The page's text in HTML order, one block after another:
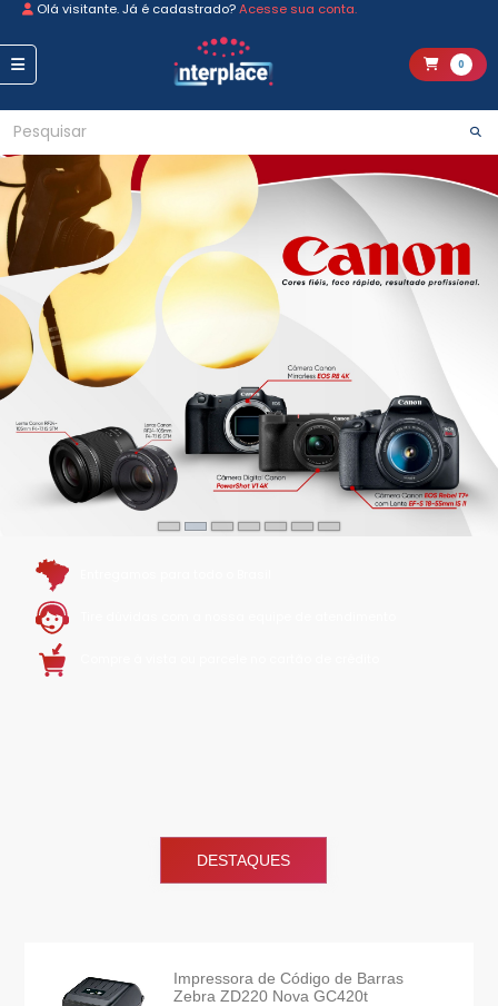
Olá visitante. Já é cadastrado?Acesse sua conta.
0
DESTAQUES
Impressora de Código de Barras
Zebra ZD220 Nova GC420t